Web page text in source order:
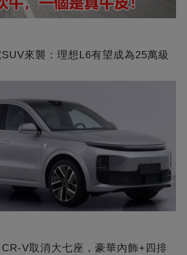
來襲：理想L6有望成為25萬級
V取消大七座，豪華內飾+四排